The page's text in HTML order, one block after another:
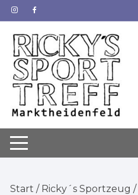
Zum
Inhalt
springen
Start / Ricky´s Sportzeug /